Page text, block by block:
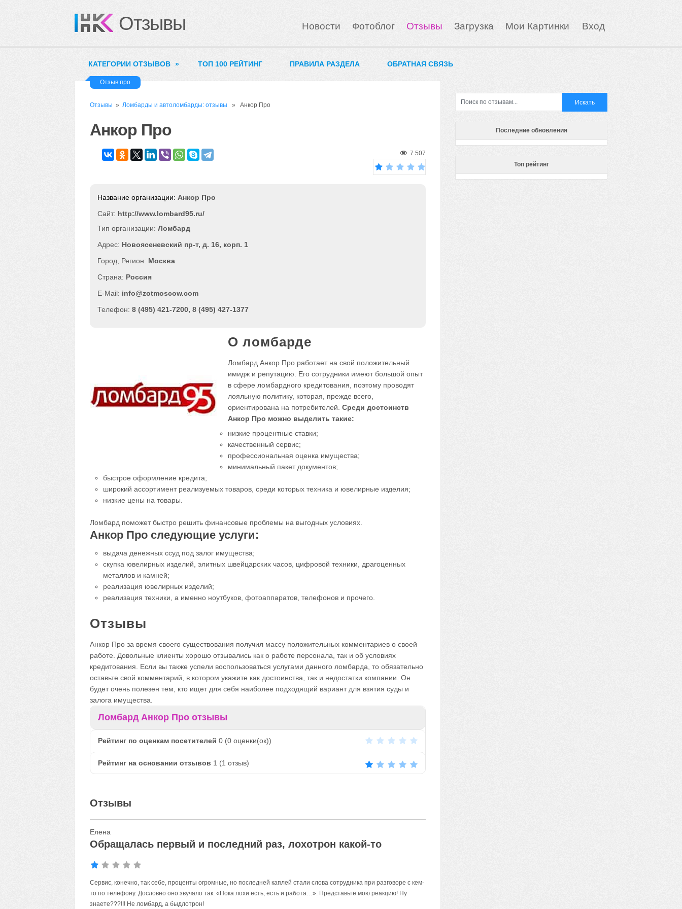
Отзывы Новости Фотоблог Отзывы Загрузка Мои Картинки Вход
КАТЕГОРИИ ОТЗЫВОВ » ТОП 100 РЕЙТИНГ ПРАВИЛА РАЗДЕЛА ОБРАТНАЯ СВЯЗЬ
Отзыв про
Отзывы » Ломбарды и автоломбарды: отзывы » Анкор Про
Анкор Про
7 507
Анкор Про
Сайт: http://www.lombard95.ru/
Ломбард
Новоясеневский пр-т, д. 16, корп. 1
Москва
Россия
info@zotmoscow.com
8 (495) 421-7200, 8 (495) 427-1377
О ломбарде
Ломбард Анкор Про работает на свой положительный
имидж и репутацию. Его сотрудники имеют большой опыт
в сфере ломбардного кредитования, поэтому проводят
лояльную политику, которая, прежде всего,
ориентирована на потребителей. Среди достоинств
Анкор Про можно выделить такие:
низкие процентные ставки;
качественный сервис;
профессиональная оценка имущества;
минимальный пакет документов;
быстрое оформление кредита;
широкий ассортимент реализуемых товаров, среди которых техника и ювелирные изделия;
низкие цены на товары.
Ломбард поможет быстро решить финансовые проблемы на выгодных условиях.
Анкор Про следующие услуги:
выдача денежных ссуд под залог имущества;
скупка ювелирных изделий, элитных швейцарских часов, цифровой техники, драгоценных
металлов и камней;
реализация ювелирных изделий;
реализация техники, а именно ноутбуков, фотоаппаратов, телефонов и прочего.
Отзывы
Анкор Про за время своего существования получил массу положительных комментариев о своей
работе. Довольные клиенты хорошо отзывались как о работе персонала, так и об условиях
кредитования. Если вы также успели воспользоваться услугами данного ломбарда, то обязательно
оставьте свой комментарий, в котором укажите как достоинства, так и недостатки компании. Он
будет очень полезен тем, кто ищет для себя наиболее подходящий вариант для взятия суды и
залога имущества.
Ломбард Анкор Про отзывы
Рейтинг по оценкам посетителей 0 (0оценки(ок))
Рейтинг на основании отзывов 1 (1 отзыв)
Отзывы
Елена
Обращалась первый и последний раз, лохотрон какой-то
Сервис, конечно, так себе, проценты огромные, но последней каплей стали слова сотрудника при разговоре с кем-
то по телефону. Дословно оно звучало так: «Пока лохи есть, есть и работа…». Представьте мою реакцию! Ну
знаете???!!! Не ломбард, а быдлотрон!
Последние обновления
Топ рейтинг